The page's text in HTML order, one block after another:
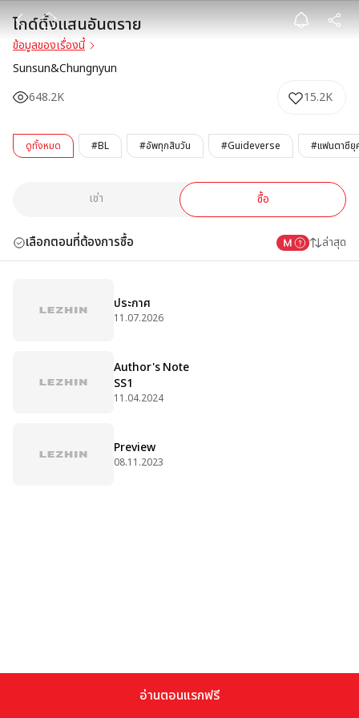
ไกด์ดิ้งแสนอันต
ไกด์ดิ้งแสนอันตราย
ข้อมูลของเรื่องนี้
Sunsun&Chungnyun
648.2K
15.2K
ดูทั้งหมด #BL #อัพทุกสิบวัน #Guideverse #แฟนตาซียุ
เช่า ซื้อ
เลือกตอนที่ต้องการซื้อ ล่าสุด
ประกาศ
11.07.2026
Author's Note
SS1
11.04.2024
Preview
08.11.2023
อ่านตอนแรกฟรี